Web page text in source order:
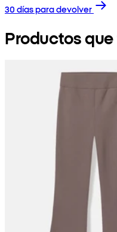
30 días para devolver
Productos